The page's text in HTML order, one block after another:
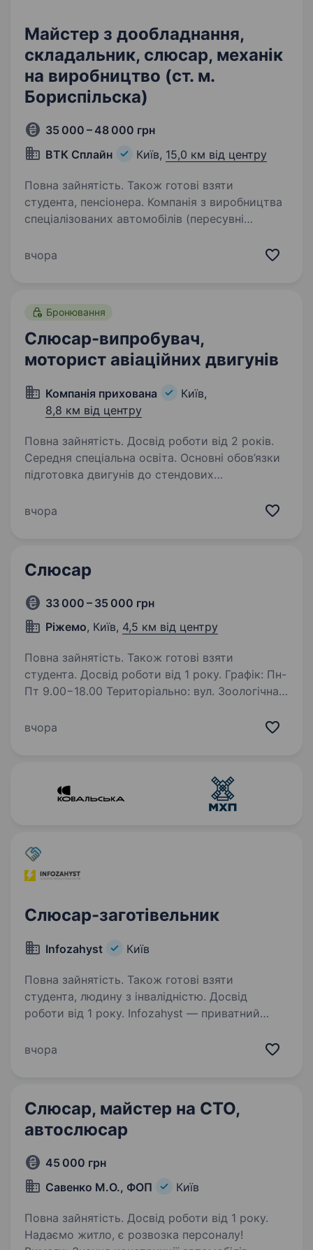
Майстер з дообладнання,
складальник, слюсар, механік
на виробництво (ст. м.
Бориспільска)
35 000 – 48 000 грн
ВТК Сплайн
Київ, 15,0 км від центру
Повна зайнятість. Також готові взяти
студента, пенсіонера. Компанія з виробництва
спеціалізованих автомобілів (пересувні
та дообладнання комерційного
вчора
Бронювання
Слюсар-випробувач,
моторист авіаційних двигунів
Компанія прихована
Київ,
8,8 км від центру
Повна зайнятість. Досвід роботи від 2 років.
Середня спеціальна освіта. Основні обов’язки
підготовка двигунів до стендових
випробувань; регулювання систем двигуна;
вчора
Слюсар
33 000 – 35 000 грн
Ріжемо, Київ, 4,5 км від центру
Повна зайнятість. Також готові взяти
студента. Досвід роботи від 1 року. Графік: Пн-
Пт 9.00−18.00 Територіально: вул. Зоологічна
з електроінструментом Підготовка
вчора
Слюсар-заготівельник
Infozahyst Київ
Повна зайнятість. Також готові взяти
студента, людину з інвалідністю. Досвід
роботи від 1 року. Infozahyst — приватний
що спеціалізується на засобах радіорозвідки,
вчора
Слюсар, майстер на СТО,
автослюсар
45 000 грн
Савенко М.О., ФОП
Київ
Повна зайнятість. Досвід роботи від 1 року.
Надаємо житло, є розвозка персоналу!